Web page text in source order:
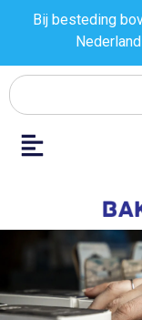
Bij besteding